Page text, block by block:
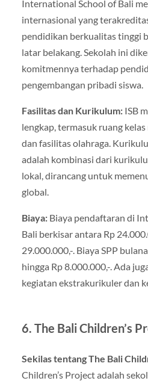
International School of Bali
internasional yang
pendidikan berkualitas tinggi
latar belakang. Sekolah ini
komitmennya terhadap
pengembangan pribadi siswa.
Fasilitas dan Kurikulum:ISB
lengkap, termasuk ruang
dan fasilitas olahraga.
adalah kombinasi dari
lokal, dirancang untuk
global.
Biaya:Biaya pendaftaran di
Bali berkisar antara Rp
29.000.000,-. Biaya SPP
hingga Rp 8.000.000,-. Ada
kegiatan ekstrakurikuler dan
6. The Bali Children’s
Sekilas tentang The Bali
Children’s Project adalah